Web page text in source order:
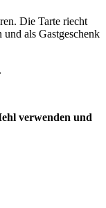
Die Tarte riecht
als Gastgeschenk
verwenden und